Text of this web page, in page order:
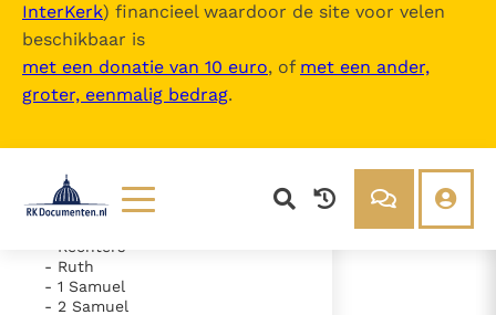
InterKerk) financieel waardoor de site voor velen
beschikbaar is
met een donatie van 10 euro, of met een ander,
groter, eenmalig bedrag.
Lezen
Documenten
Over ons
Inhoudsopgave
uitklappen
- Oude Testament
- Exodus
- Numeri
- Deuteronomium
- Rechters
- Ruth
- 1 Samuel
- 2 Samuel
- Psalm 62